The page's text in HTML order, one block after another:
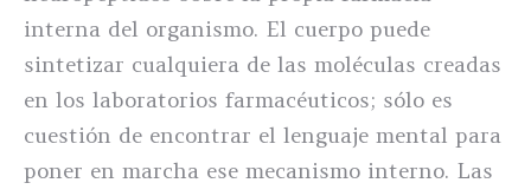
interna del organismo. El cuerpo puede
sintetizar cualquiera de las moléculas creadas
en los laboratorios farmacéuticos; sólo es
cuestión de encontrar el lenguaje mental para
poner en marcha ese mecanismo interno. Las